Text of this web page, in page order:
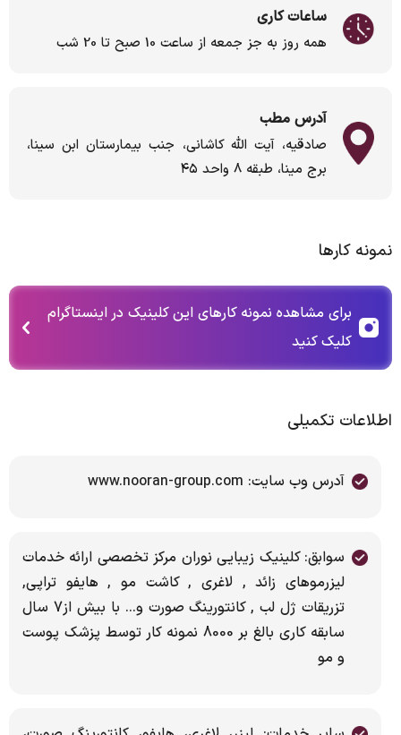
ساعات کاری
همه روز به جز جمعه از ساعت 10 صبح تا 20 شب
آدرس مطب
صادقیه، آیت الله کاشانی، جنب بیمارستان ابن سینا،
برج مینا، طبقه ۸ واحد ۴۵
نمونه کارها
برای مشاهده نمونه کارهای این کلینیک در اینستاگرام
کلیک کنید
اطلاعات تکمیلی
آدرس وب سایت: www.nooran-group.com
سوابق: کلینیک زیبایی نوران مرکز تخصصی ارائه خدمات
لیزرموهای زائد , لاغری , کاشت مو , هایفو تراپی,
تزریقات ژل لب , کانتورینگ صورت و… با بیش از7 سال
سابقه کاری بالغ بر 8000 نمونه کار توسط پزشک پوست
و مو